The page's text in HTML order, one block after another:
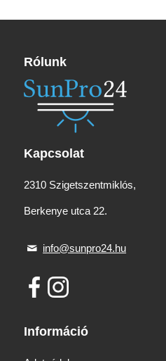
Rólunk
Kapcsolat
2310 Szigetszentmiklós,
Berkenye utca 22.
info@sunpro24.hu
Információ